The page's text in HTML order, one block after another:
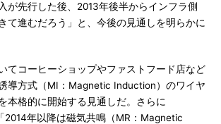
が先行した後、2013年後半からインフラ側
て進むだろう」と、今後の見通しを明らかに
てコーヒーショップやファストフード店など
導方式（MI：Magnetic Induction）のワイヤ
本格的に開始する見通しだ。さらに
2014年以降は磁気共鳴（MR：Magnetic